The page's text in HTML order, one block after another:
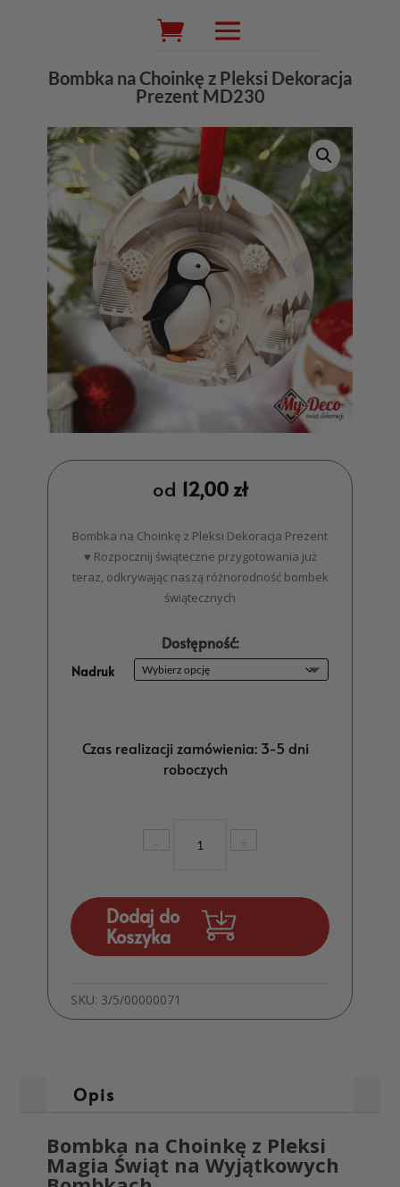
Wyszukiwarka
produktów
Bombka na Choinkę z Pleksi Dekoracja
Prezent MD230
od 12,00zł
Bombka na Choinkę z Pleksi Dekoracja Prezent
♥ Rozpocznij świąteczne przygotowania już
teraz, odkrywając naszą różnorodność bombek
świątecznych
Dostępność:
Nadruk
Czas realizacji zamówienia: 3-5 dni
roboczych
-
Bombka
z
Dekoracja
MD230
+
Dodaj do
Koszyka
SKU: 3/5/00000071
Opis
Bombka na Choinkę z Pleksi
Magia Świąt na Wyjątkowych